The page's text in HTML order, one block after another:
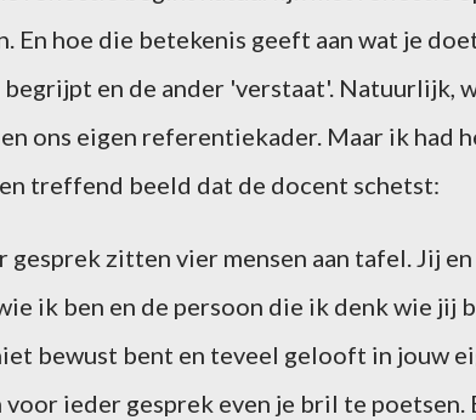
En hoe die betekenis geeft aan wat je
en de ander 'verstaat'. Natuurlijk,
ons eigen referentiekader. Maar ik had
treffend beeld dat de docent schetst:
gesprek zitten vier mensen aan tafel. Jij
ik ben en de persoon die ik denk wie jij
bewust bent en teveel gelooft in jouw
voor ieder gesprek even je bril te poetsen.